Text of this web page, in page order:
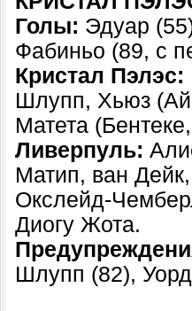
Голы: Эдуар
Фабиньо (89, с
Кристал Пэлэс:
Шлупп, Хьюз
Матета
Ливерпуль:
Матип, ван
Окслейд-
Диогу Жота.
Шлупп (82),